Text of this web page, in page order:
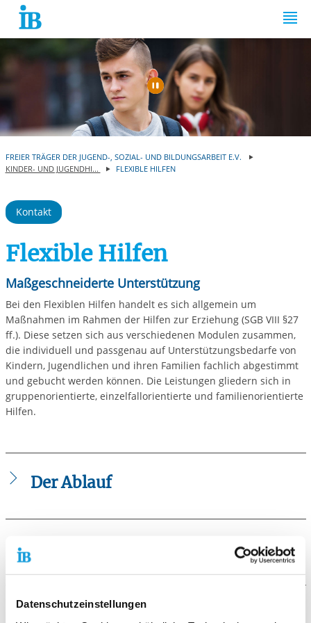
Datenschutzeinstellungen
Springe zum Inhalt
Automatische
FREIER TRÄGER DER JUGEND-, SOZIAL- UND BILDUNGSARBEIT E.V.
KINDER- UND JUGENDHI...
FLEXIBLE HILFEN
Kontakt
Flexible Hilfen
Maßgeschneiderte Unterstützung
Bei den Flexiblen Hilfen handelt es sich allgemein um
Maßnahmen im Rahmen der Hilfen zur Erziehung (SGB VIII §27
ff.). Diese setzen sich aus verschiedenen Modulen zusammen,
die individuell und passgenau auf Unterstützungsbedarfe von
Kindern, Jugendlichen und ihren Familien fachlich abgestimmt
und gebucht werden können. Die Leistungen gliedern sich in
gruppenorientierte, einzelfallorientierte und familienorientierte
Hilfen.
Der Ablauf
Gemeinsames Mittagessen
Pädagogisches Spiel
Die Voraussetzungen
Modulangebot der Flexiblen Hilfen kann einzeln oder in
Die Zielgruppe